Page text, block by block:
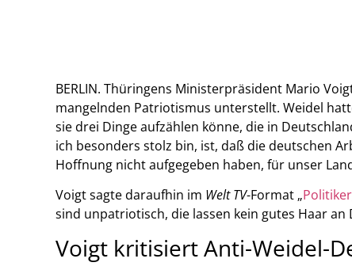
BERLIN. Thüringens Ministerpräsident Mario
mangelnden Patriotismus unterstellt. Weidel
sie drei Dinge aufzählen könne, die in
ich besonders stolz bin, ist, daß die deutschen
Hoffnung nicht aufgegeben haben, für unser
Voigt sagte daraufhin im Welt TV-Format „
sind unpatriotisch, die lassen kein gutes Haar an
Voigt kritisiert Anti-Weidel-